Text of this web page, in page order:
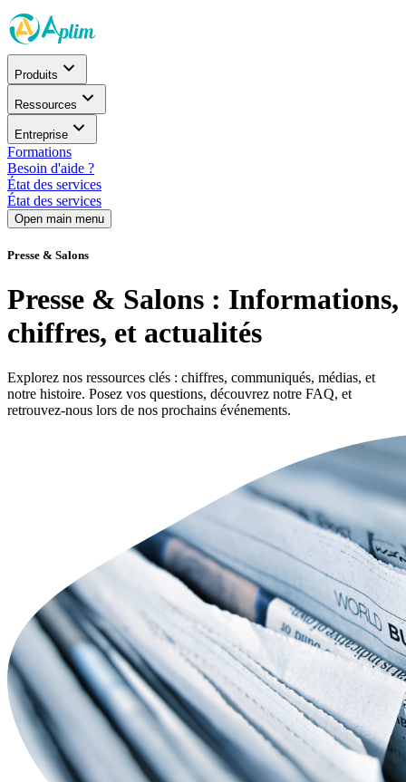
Produits
Ressources
Entreprise
Formations
Besoin d'aide ?
État des services
État des services
Open main menu
Presse & Salons
Presse & Salons : Informations,
chiffres, et actualités
Explorez nos ressources clés : chiffres, communiqués, médias, et
notre histoire. Posez vos questions, découvrez notre FAQ, et
retrouvez-nous lors de nos prochains événements.